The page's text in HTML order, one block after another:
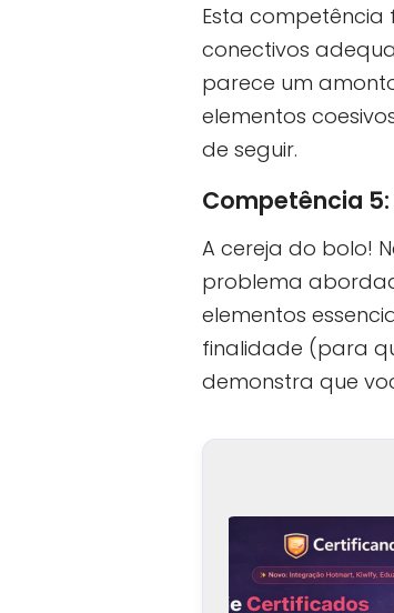
Esta competência
conectivos
parece um
elementos
de seguir.
Competência
A cereja do bolo!
problema
elementos
finalidade (para
demonstra que